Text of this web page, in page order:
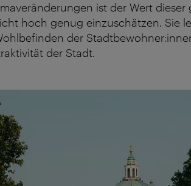
ist der Wert dieser
hoch genug einzuschätzen. Sie
der
der Stadt.